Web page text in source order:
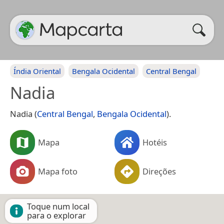
Índia Oriental Bengala Ocidental Central Bengal
Nadia
Nadia (Central Bengal, Bengala Ocidental).
Mapa Hotéis
Mapa foto Direções
Toque num local
para o explorar